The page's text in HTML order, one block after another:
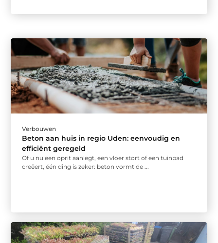
Verbouwen
Beton aan huis in regio Uden: eenvoudig en
efficiënt geregeld
Of u nu een oprit aanlegt, een vloer stort of een tuinpad
creëert, één ding is zeker: beton vormt de ...